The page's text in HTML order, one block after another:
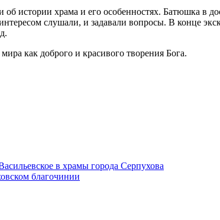
об истории храма и его особенностях. Батюшка в
слушали, и задавали вопросы. В конце
как доброго и красивого творения Бога.
в храмы города Серпухова
благочинии